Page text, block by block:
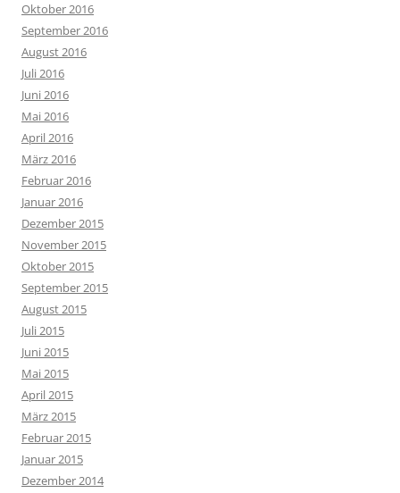
Oktober 2016
September 2016
August 2016
Juli 2016
Juni 2016
Mai 2016
April 2016
März 2016
Februar 2016
Januar 2016
Dezember 2015
November 2015
Oktober 2015
September 2015
August 2015
Juli 2015
Juni 2015
Mai 2015
April 2015
März 2015
Februar 2015
Januar 2015
Dezember 2014